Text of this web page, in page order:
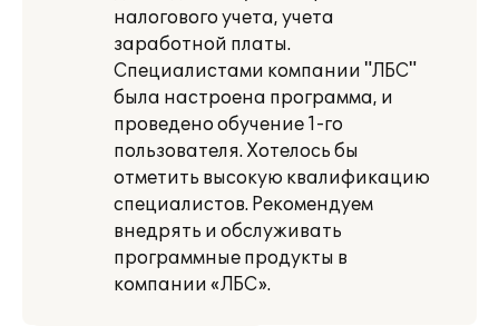
налогового учета, учета
заработной платы.
Специалистами компании "ЛБС"
была настроена программа, и
проведено обучение 1-го
пользователя. Хотелось бы
отметить высокую квалификацию
специалистов. Рекомендуем
внедрять и обслуживать
программные продукты в
компании «ЛБС».